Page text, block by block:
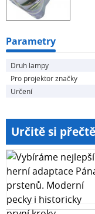
Parametry
Druh lampy
Pro projektor značky
Určení
Určitě si